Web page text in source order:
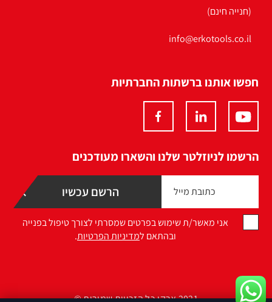
(חנייה חינם)
info@erkotools.co.il
חפשו אותנו ברשתות החברתיות
הרשמו לניוזלטר שלנו והשארו מעודכנים
אני מאשר/ת שימוש בפרטים שמסרתי לצורך טיפול בפנייה
ובהתאם למדיניות הפרטיות.
2021 ארקו כל הזכויות שמורות ©